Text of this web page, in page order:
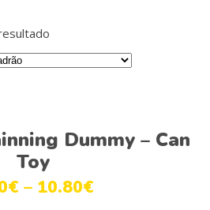
opçõesDummy – Can
Toy
€ – 10.80€